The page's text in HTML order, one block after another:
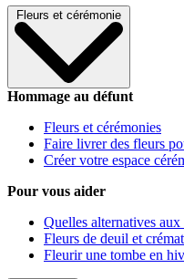
Fleurs et cérémonie
Hommage au défunt
Fleurs et cérémonies
Faire livrer des fleurs
Créer votre espace
Pour vous aider
Quelles alternatives
Fleurs de deuil et
Fleurir une tombe en